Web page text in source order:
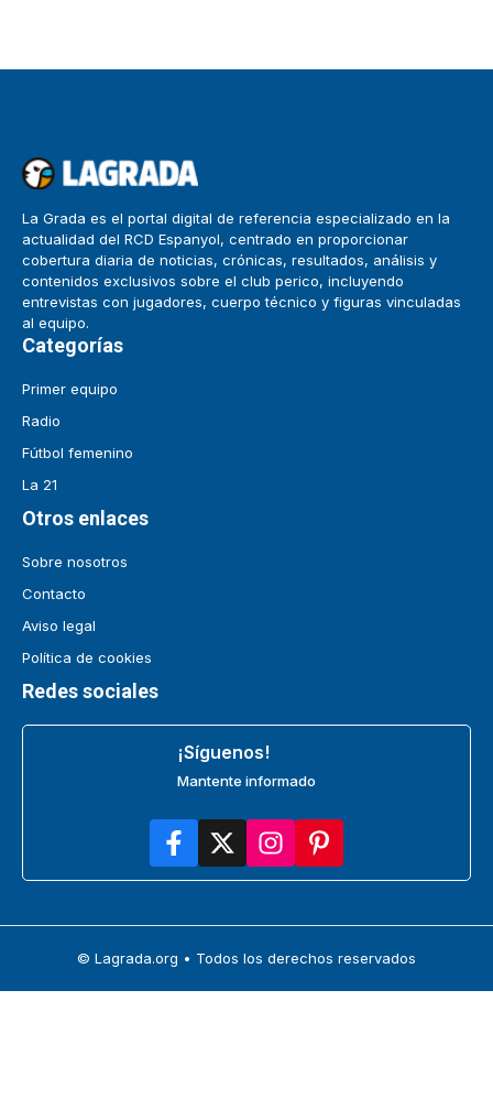
La Grada es el portal digital de referencia especializado en la
actualidad del RCD Espanyol, centrado en proporcionar
cobertura diaria de noticias, crónicas, resultados, análisis y
contenidos exclusivos sobre el club perico, incluyendo
entrevistas con jugadores, cuerpo técnico y figuras vinculadas
al equipo.
Categorías
Primer equipo
Radio
Fútbol femenino
La 21
Otros enlaces
Sobre nosotros
Contacto
Aviso legal
Política de cookies
Redes sociales
¡Síguenos!
Mantente informado
© Lagrada.org • Todos los derechos reservados